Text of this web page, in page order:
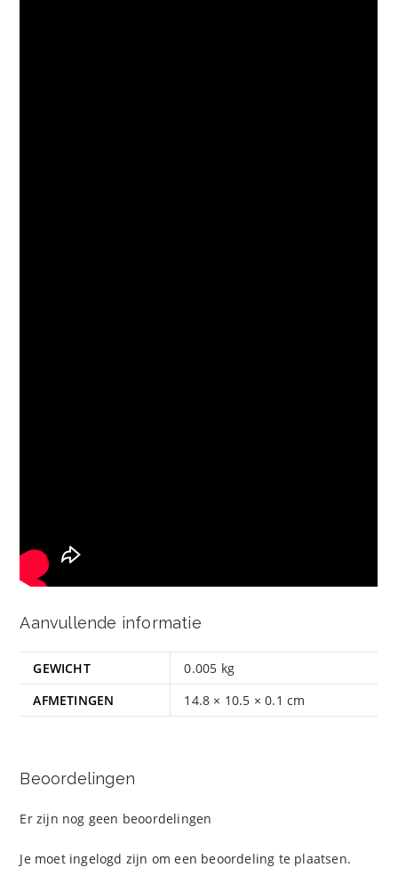
Aanvullende informatie
GEWICHT
0.005 kg
AFMETINGEN
14.8 × 10.5 × 0.1 cm
Beoordelingen
Er zijn nog geen beoordelingen
Je moet ingelogd zijn om een beoordeling te plaatsen.